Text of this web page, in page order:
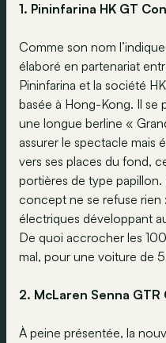
1. Pininfarina HK GT
Comme son nom
élaboré en partenariat
Pininfarina et la société
basée à Hong-Kong. Il se
une longue berline «
assurer le spectacle mais
vers ses places du fond,
portières de type
concept ne se refuse rien
électriques développant
De quoi accrocher les
mal, pour une voiture de
2. McLaren Senna
À peine présentée, la